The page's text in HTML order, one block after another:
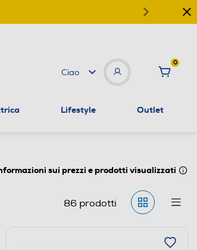
Ciao
0
Lifestyle Outlet
sui prezzi e prodotti visualizzati
86prodotti